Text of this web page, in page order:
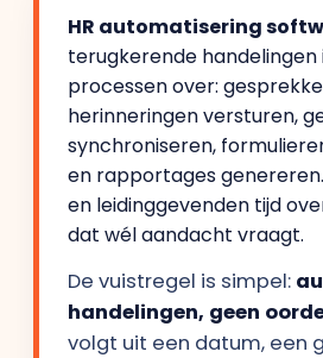
HR automatisering
terugkerende handelingen
processen over:
herinneringen versturen,
synchroniseren,
en rapportages genereren.
en leidinggevenden tijd
dat wél aandacht vraagt.
De vuistregel is simpel:
handelingen, geen
volgt uit een datum, een